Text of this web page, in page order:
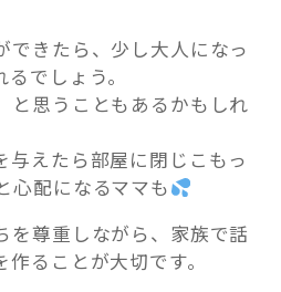
できたら、少し大人になっ
でしょう。
と思うこともあるかもしれ
与えたら部屋に閉じこもっ
配になるママも
を尊重しながら、家族で話
ることが大切です。